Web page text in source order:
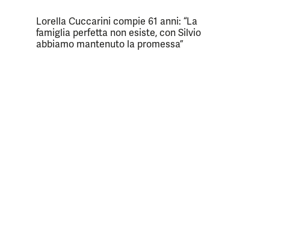
Lorella Cuccarini compie 61 anni: “La
famiglia perfetta non esiste, con Silvio
abbiamo mantenuto la promessa”